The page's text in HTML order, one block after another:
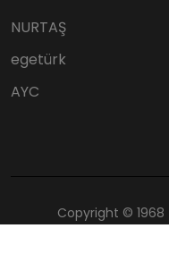
NURTAŞ
egetürk
AYC
Copyright © 1968